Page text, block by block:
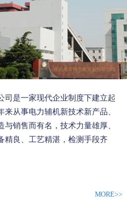
司是一家现代企业制度下建立起
从事电力辅机新技术新产品、
销售而有名，技术力量雄厚、
精良、工艺精湛，检测手段齐
MORE>>